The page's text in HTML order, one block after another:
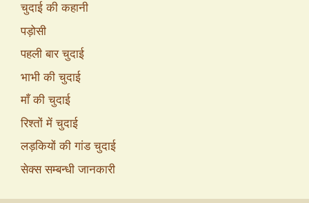
चुदाई की कहानी
पड़ोसी
पहली बार चुदाई
भाभी की चुदाई
माँ की चुदाई
रिश्तों में चुदाई
लड़कियों की गांड चुदाई
सेक्स सम्बन्धी जानकारी